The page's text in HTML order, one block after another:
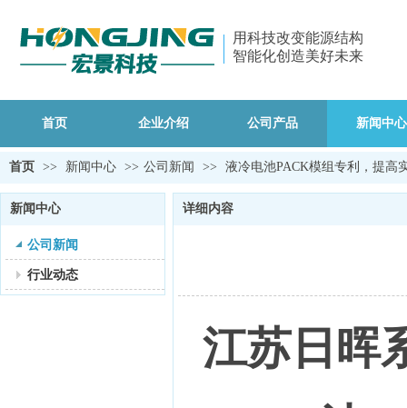
用科技改变能源结构
智能化创造美好未来
首页 企业介绍 公司产品 新闻中心
首页 >> 新闻中心 >> 公司新闻 >> 液冷电池PACK模组专利，提高
新闻中心
公司新闻
行业动态
详细内容
江苏日晖